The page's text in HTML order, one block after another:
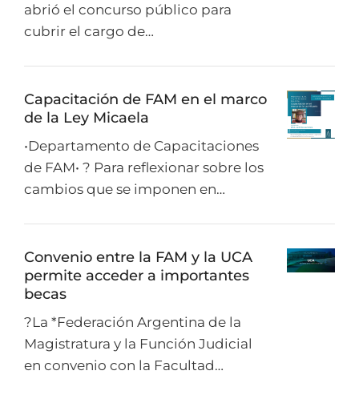
abrió el concurso público para
cubrir el cargo de…
Capacitación de FAM en el marco
de la Ley Micaela
•Departamento de Capacitaciones
de FAM• ? Para reflexionar sobre los
cambios que se imponen en…
Convenio entre la FAM y la UCA
permite acceder a importantes
becas
?La *Federación Argentina de la
Magistratura y la Función Judicial
en convenio con la Facultad…